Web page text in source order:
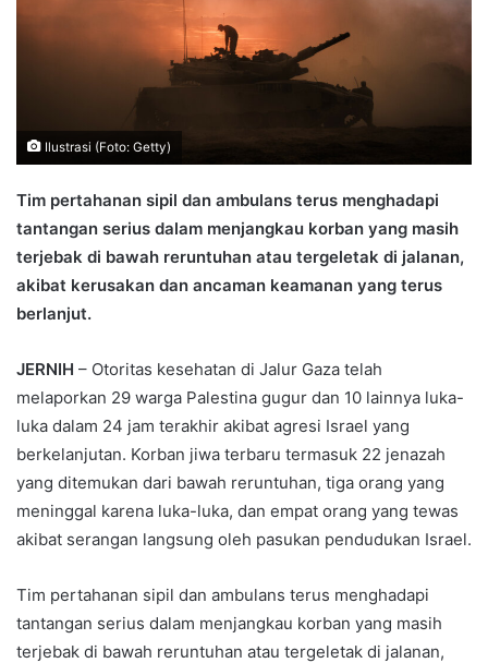
Ilustrasi (Foto: Getty)
Tim pertahanan sipil dan ambulans terus menghadapi
tantangan serius dalam menjangkau korban yang masih
terjebak di bawah reruntuhan atau tergeletak di jalanan,
akibat kerusakan dan ancaman keamanan yang terus
berlanjut.
JERNIH – Otoritas kesehatan di Jalur Gaza telah
melaporkan 29 warga Palestina gugur dan 10 lainnya luka-
luka dalam 24 jam terakhir akibat agresi Israel yang
berkelanjutan. Korban jiwa terbaru termasuk 22 jenazah
yang ditemukan dari bawah reruntuhan, tiga orang yang
meninggal karena luka-luka, dan empat orang yang tewas
akibat serangan langsung oleh pasukan pendudukan Israel.
Tim pertahanan sipil dan ambulans terus menghadapi
tantangan serius dalam menjangkau korban yang masih
terjebak di bawah reruntuhan atau tergeletak di jalanan,